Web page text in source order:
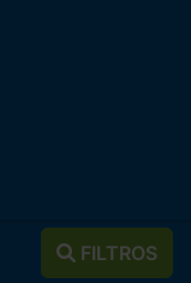
FILTROS
Aviso legal